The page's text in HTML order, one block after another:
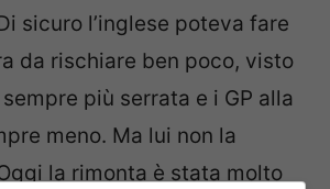
sicuro l’inglese poteva fare
da rischiare ben poco, visto
più serrata e i GP alla
meno. Ma lui non la
la rimonta è stata molto